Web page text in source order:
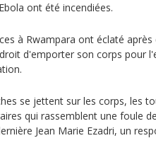
ont été incendiées.
à Rwampara ont éclaté
d'emporter son corps pour
se jettent sur les corps, les
qui rassemblent une foule
Jean Marie Ezadri, un